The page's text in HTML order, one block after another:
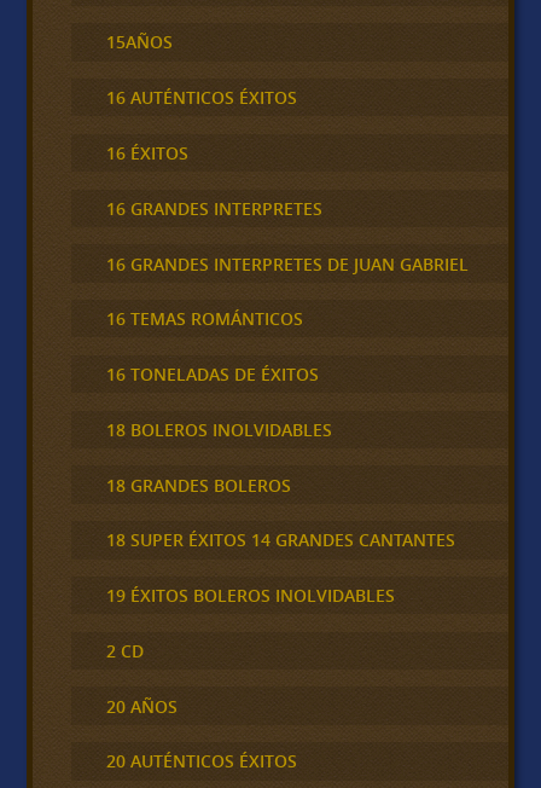
15AÑOS
16 AUTÉNTICOS ÉXITOS
16 ÉXITOS
16 GRANDES INTERPRETES
16 GRANDES INTERPRETES DE JUAN GABRIEL
16 TEMAS ROMÁNTICOS
16 TONELADAS DE ÉXITOS
18 BOLEROS INOLVIDABLES
18 GRANDES BOLEROS
18 SUPER ÉXITOS 14 GRANDES CANTANTES
19 ÉXITOS BOLEROS INOLVIDABLES
2 CD
20 AÑOS
20 AUTÉNTICOS ÉXITOS